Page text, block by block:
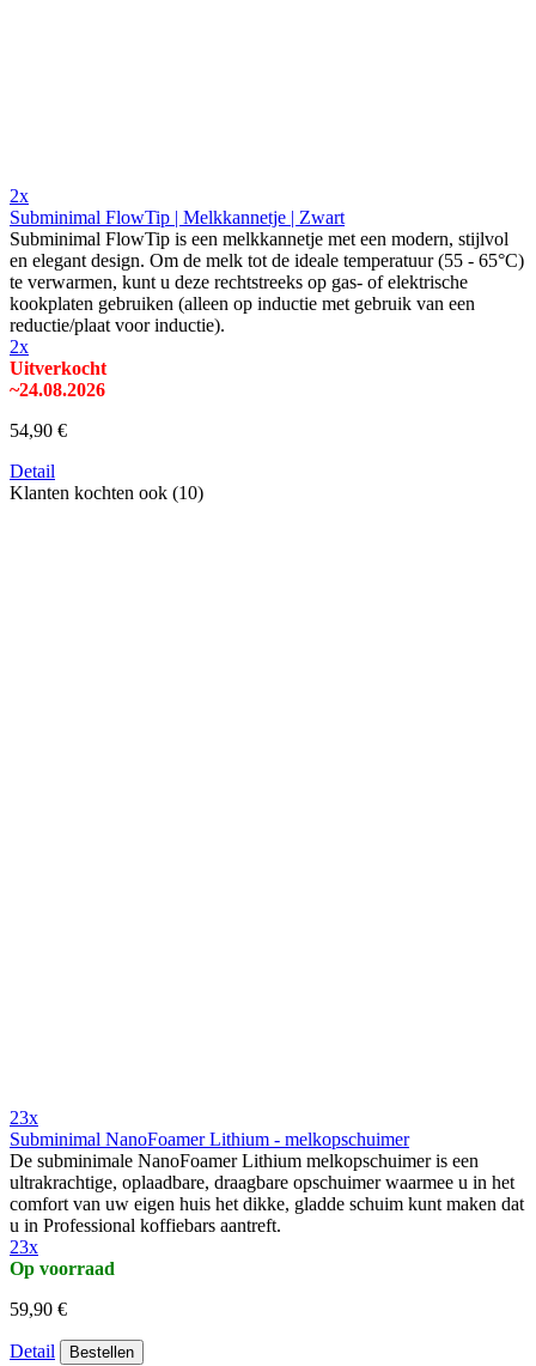
2x
Subminimal FlowTip | Melkkannetje | Zwart
Subminimal FlowTip is een melkkannetje met een modern, stijlvol
en elegant design. Om de melk tot de ideale temperatuur (55 - 65°C)
te verwarmen, kunt u deze rechtstreeks op gas- of elektrische
kookplaten gebruiken (alleen op inductie met gebruik van een
reductie/plaat voor inductie).
2x
Uitverkocht
~24.08.2026
54,90 €
Detail
Klanten kochten ook (10)
23x
Subminimal NanoFoamer Lithium - melkopschuimer
De subminimale NanoFoamer Lithium melkopschuimer is een
ultrakrachtige, oplaadbare, draagbare opschuimer waarmee u in het
comfort van uw eigen huis het dikke, gladde schuim kunt maken dat
u in Professional koffiebars aantreft.
23x
Op voorraad
59,90 €
Detail Bestellen